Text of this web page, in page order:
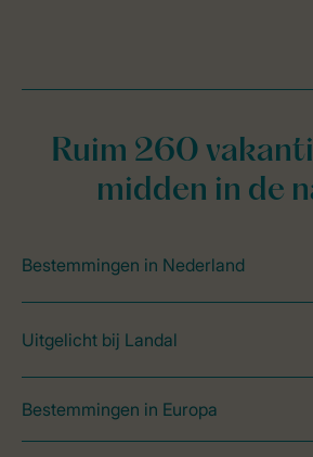
Ruim 260
midden in de
Bestemmingen in Nederland
Uitgelicht bij Landal
Bestemmingen in Europa